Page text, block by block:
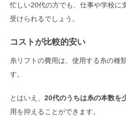
忙しい20代の方でも、仕事や学校に
受けられるでしょう。
コストが比較的安い
糸リフトの費用は、使用する糸の種
す。
とはいえ、 20代のうちは糸の本数を
用を抑えることができます。